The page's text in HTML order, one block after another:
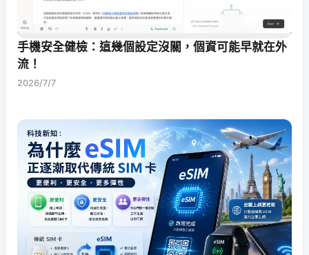
手機安全健檢：這幾個設定沒關，個資可能早就在外
流！
2026/7/7